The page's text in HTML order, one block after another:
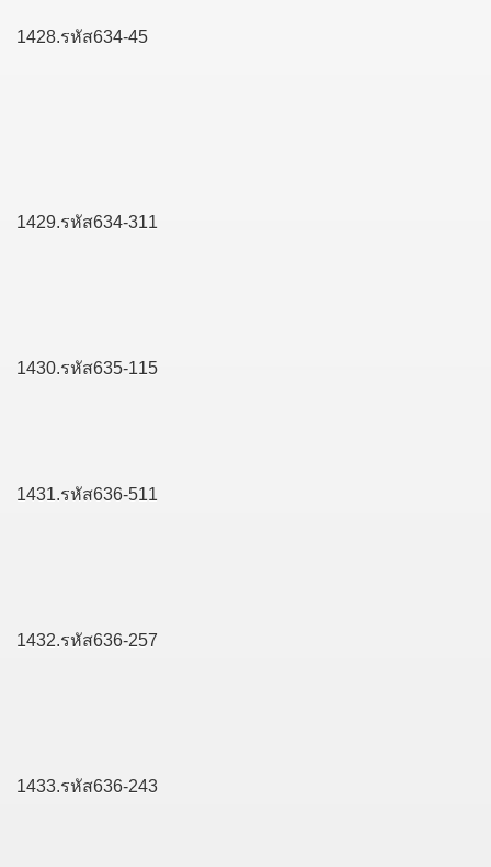
1428.รหัส634-45
1429.รหัส634-311
1430.รหัส635-115
1431.รหัส636-511
1432.รหัส636-257
1433.รหัส636-243